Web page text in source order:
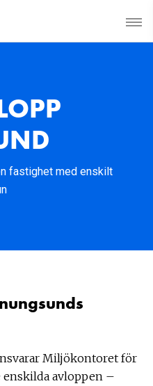
fastighet med enskilt
Miljökontoret för
enskilda avloppen –